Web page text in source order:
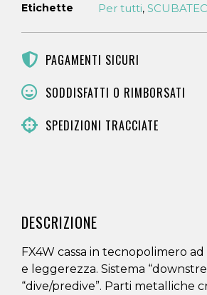
Etichette Per tutti, SCUBATEC
PAGAMENTI SICURI
SODDISFATTI O RIMBORSATI
SPEDIZIONI TRACCIATE
DESCRIZIONE
FX4W cassa in tecnopolimero
e leggerezza. Sistema
“dive/predive”. Parti metalliche